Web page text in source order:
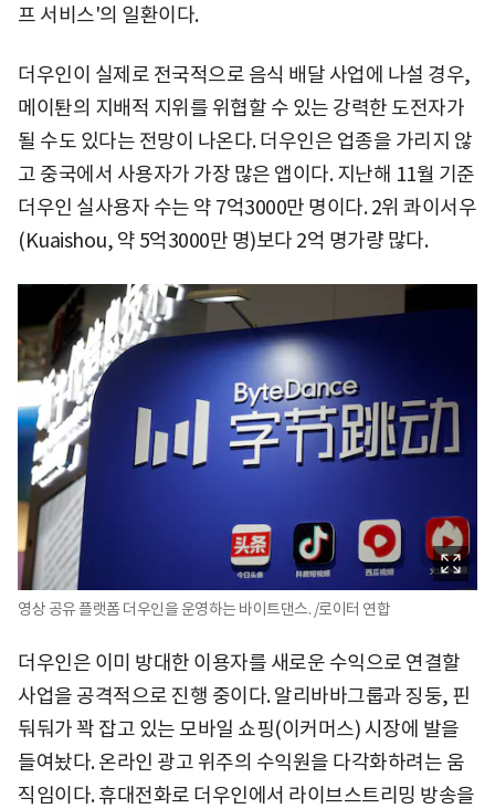
프 서비스'의 일환이다.
더우인이 실제로 전국적으로 음식 배달 사업에 나설 경우,
메이퇀의 지배적 지위를 위협할 수 있는 강력한 도전자가
될 수도 있다는 전망이 나온다. 더우인은 업종을 가리지 않
고 중국에서 사용자가 가장 많은 앱이다. 지난해 11월 기준
더우인 실사용자 수는 약 7억3000만 명이다. 2위 콰이서우
(Kuaishou, 약 5억3000만 명)보다 2억 명가량 많다.
영상 공유 플랫폼 더우인을 운영하는 바이트댄스. /로이터 연합
더우인은 이미 방대한 이용자를 새로운 수익으로 연결할
사업을 공격적으로 진행 중이다. 알리바바그룹과 징둥, 핀
둬둬가 꽉 잡고 있는 모바일 쇼핑(이커머스) 시장에 발을
들여놨다. 온라인 광고 위주의 수익원을 다각화하려는 움
직임이다. 휴대전화로 더우인에서 라이브스트리밍 방송을